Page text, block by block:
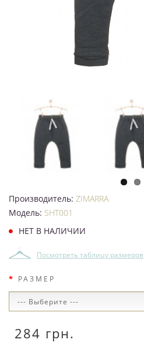
Производитель: ZIMARRA
Модель: SHT001
НЕТ В НАЛИЧИИ
Посмотреть таблицу размеров
РАЗМЕР
284 грн.